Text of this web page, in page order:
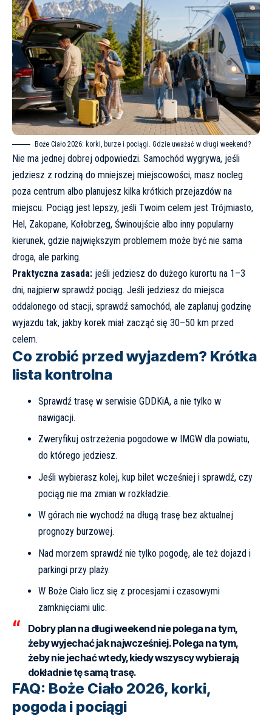
Boże Ciało 2026: korki, burze i pociągi. Gdzie uważać w długi weekend?
Nie ma jednej dobrej odpowiedzi. Samochód wygrywa, jeśli
jedziesz z rodziną do mniejszej miejscowości, masz nocleg
poza centrum albo planujesz kilka krótkich przejazdów na
miejscu. Pociąg jest lepszy, jeśli Twoim celem jest Trójmiasto,
Hel, Zakopane, Kołobrzeg, Świnoujście albo inny popularny
kierunek, gdzie największym problemem może być nie sama
droga, ale parking.
Praktyczna zasada: jeśli jedziesz do dużego kurortu na 1–3
dni, najpierw sprawdź pociąg. Jeśli jedziesz do miejsca
oddalonego od stacji, sprawdź samochód, ale zaplanuj godzinę
wyjazdu tak, jakby korek miał zacząć się 30–50 km przed
celem.
Co zrobić przed wyjazdem? Krótka
lista kontrolna
Sprawdź trasę w serwisie GDDKiA, a nie tylko w
nawigacji.
Zweryfikuj ostrzeżenia pogodowe w IMGWdla powiatu,
do którego jedziesz.
Jeśli wybierasz kolej, kup bilet wcześniej i sprawdź, czy
pociąg nie ma zmian w rozkładzie.
W górach nie wychodź na długą trasę bez aktualnej
prognozy burzowej.
Nad morzem sprawdź nie tylko pogodę, ale też dojazd i
parkingi przy plaży.
W Boże Ciało licz się z procesjami i czasowymi
zamknięciami ulic.
Dobry plan na długi weekend nie polega na tym,
żeby wyjechać jak najwcześniej. Polega na tym,
żeby nie jechać wtedy, kiedy wszyscy wybierają
dokładnie tę samą trasę.
FAQ: Boże Ciało 2026, korki,
pogoda i pociągi